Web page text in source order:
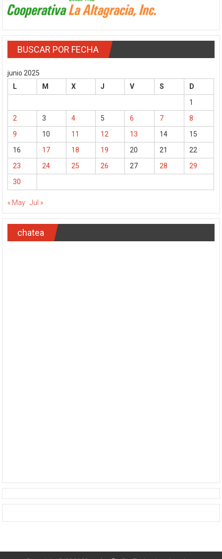
BUSCAR POR FECHA
junio 2025
L
M X J V S
D
1
2
3 4 5 6 7
8
9
10 11 12 13 14
15
16
17 18 19 20 21
22
23
24 25 26 27 28
29
30
« May Jul »
chatea